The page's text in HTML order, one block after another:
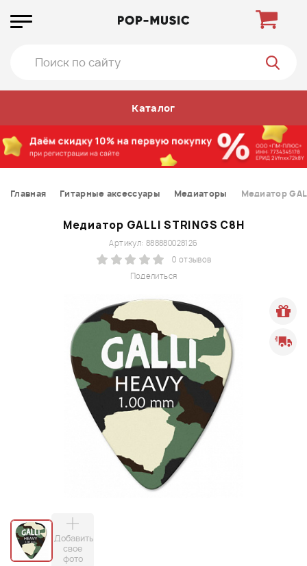
Каталог
Главная Гитарные аксессуары Медиаторы Медиатор
Медиатор GALLI STRINGS C8H
Поделиться
Артикул: 888880028126
0 отзывов
Добавить
свое
фото